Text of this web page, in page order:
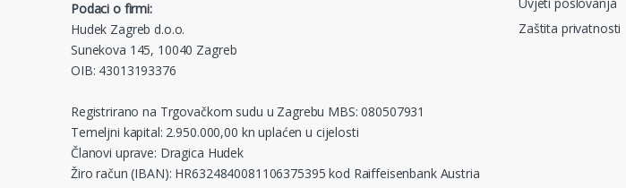
Podaci o firmi:
Hudek Zagreb d.o.o.
Sunekova 145, 10040 Zagreb
OIB: 43013193376
Registrirano na Trgovačkom sudu u Zagrebu MBS: 080507931
Temeljni kapital: 2.950.000,00 kn uplaćen u cijelosti
Članovi uprave: Dragica Hudek
Žiro račun (IBAN): HR6324840081106375395 kod Raiffeisenbank Austria
Zaštita privatnosti